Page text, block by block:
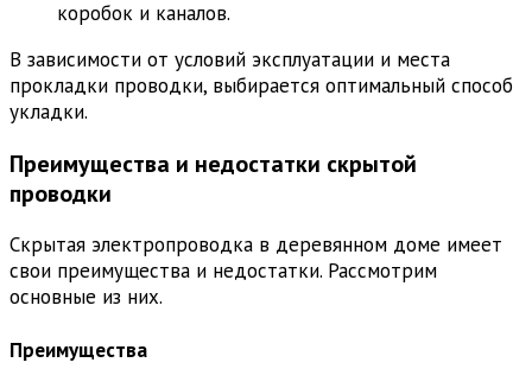
коробок и каналов.
В зависимости от условий эксплуатации и места
прокладки проводки, выбирается оптимальный способ
укладки.
Преимущества и недостатки скрытой
проводки
Скрытая электропроводка в деревянном доме имеет
свои преимущества и недостатки. Рассмотрим
основные из них.
Преимущества